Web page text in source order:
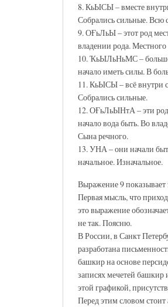
8. КьЫСЫ – вместе
Собрались сильные. Всю
9. ОҒьЛьЫ – этот род
владении рода. Местного
10. ҠьЫЛьНьМС –
начало иметь силы. В
11. КьЫСЫ – всё внутри
Собрались сильные.
12. ОҒьЛьЫНтА – эти
начало вода быть. Во
Сына речного.
13. УНА – они начали
начальное. Изначальное.
Выражение 9
Первая мысль, что
это выражение
не так. Поясню.
В России, в Санкт
разработана
башкир на основе
записях мечетей башкир
этой графикой,
Перед этим словом стоит